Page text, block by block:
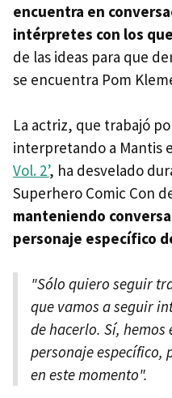
encuentra en
intérpretes con los
de las ideas para que
se encuentra Pom
La actriz, que trabajó
interpretando a Mantis
Vol. 2’, ha desvelado
Superhero Comic Con
manteniendo
personaje específico
"Sólo quiero seguir
que vamos a seguir
de hacerlo. Sí,
personaje específico,
en este momento".